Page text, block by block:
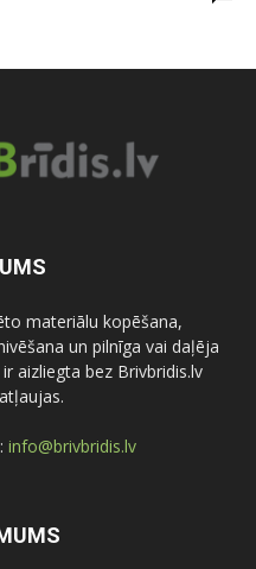
materiālu kopēšana,
un pilnīga vai daļēja
aizliegta bez Brivbridis.lv
info@brivbridis.lv